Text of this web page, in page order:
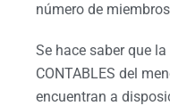
número de
Se hace saber que la
CONTABLES del
encuentran a